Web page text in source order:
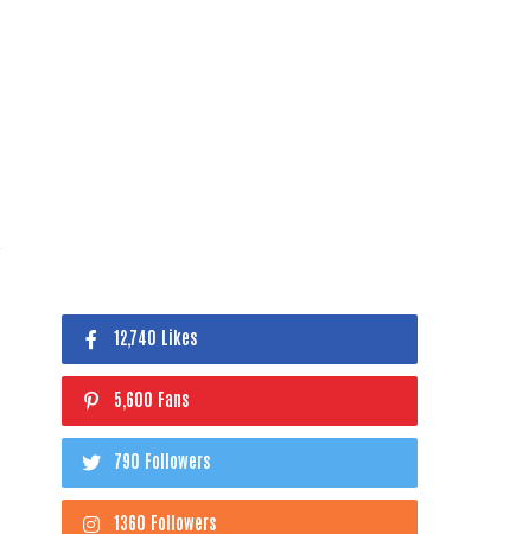
12,740 Likes
5,600 Fans
790 Followers
1360 Followers